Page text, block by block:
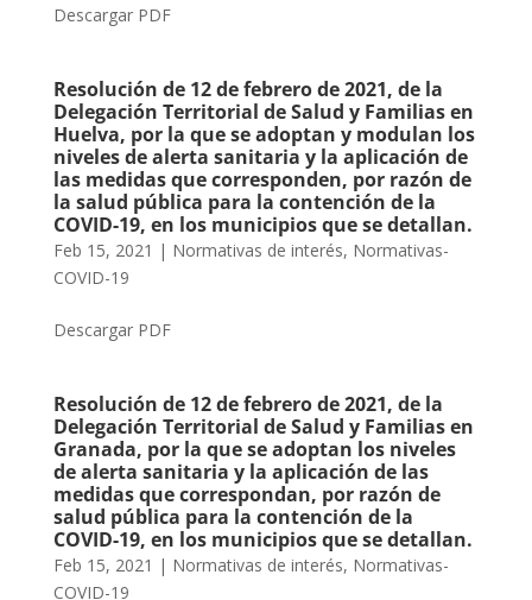
Descargar PDF
Resolución de 12 de febrero de 2021, de la
Delegación Territorial de Salud y Familias en
Huelva, por la que se adoptan y modulan los
niveles de alerta sanitaria y la aplicación de
las medidas que corresponden, por razón de
la salud pública para la contención de la
COVID-19, en los municipios que se detallan.
Feb 15, 2021 | Normativas de interés, Normativas-
COVID-19
Descargar PDF
Resolución de 12 de febrero de 2021, de la
Delegación Territorial de Salud y Familias en
Granada, por la que se adoptan los niveles
de alerta sanitaria y la aplicación de las
medidas que correspondan, por razón de
salud pública para la contención de la
COVID-19, en los municipios que se detallan.
Feb 15, 2021 | Normativas de interés, Normativas-
COVID-19